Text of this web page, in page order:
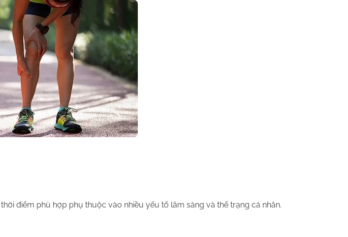
điểm phù hợp phụ thuộc vào nhiều yếu tố lâm sàng và thể trạng cá nhân.